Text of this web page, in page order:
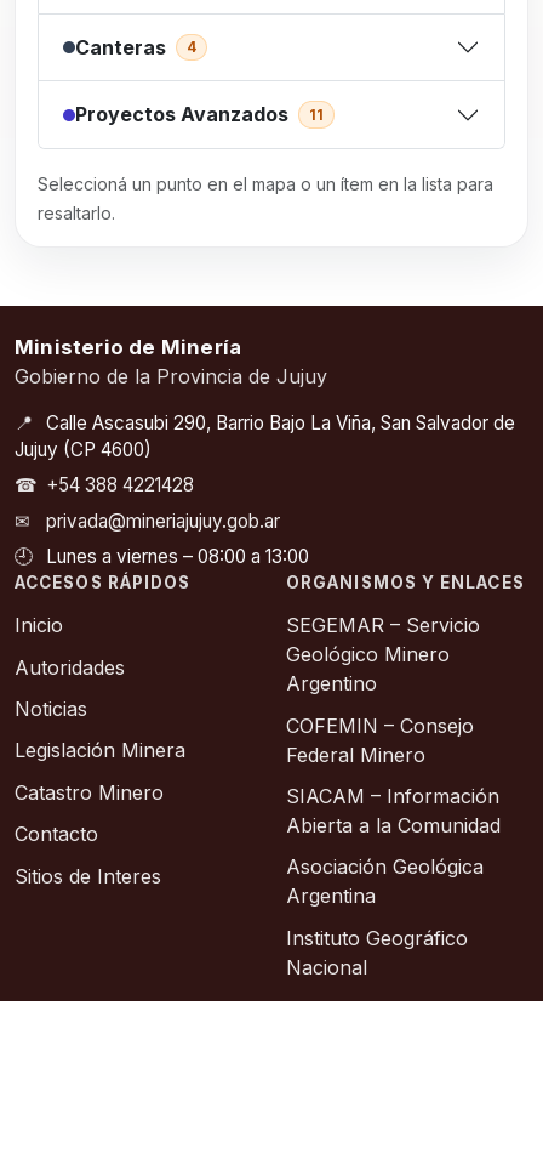
Canteras 4
Proyectos Avanzados 11
Seleccioná un punto en el mapa o un ítem en la lista para
resaltarlo.
Ministerio de Minería
Gobierno de la Provincia de Jujuy
📍
Calle Ascasubi 290, Barrio Bajo La Viña, San Salvador de
Jujuy (CP 4600)
☎ +54 388 4221428
✉
privada@mineriajujuy.gob.ar
🕘
Lunes a viernes – 08:00 a 13:00
ACCESOS RÁPIDOS
Inicio
Autoridades
Noticias
Legislación Minera
Catastro Minero
Contacto
Sitios de Interes
ORGANISMOS Y ENLACES
SEGEMAR – Servicio
Geológico Minero
Argentino
COFEMIN – Consejo
Federal Minero
SIACAM – Información
Abierta a la Comunidad
Asociación Geológica
Argentina
Instituto Geográfico
Nacional